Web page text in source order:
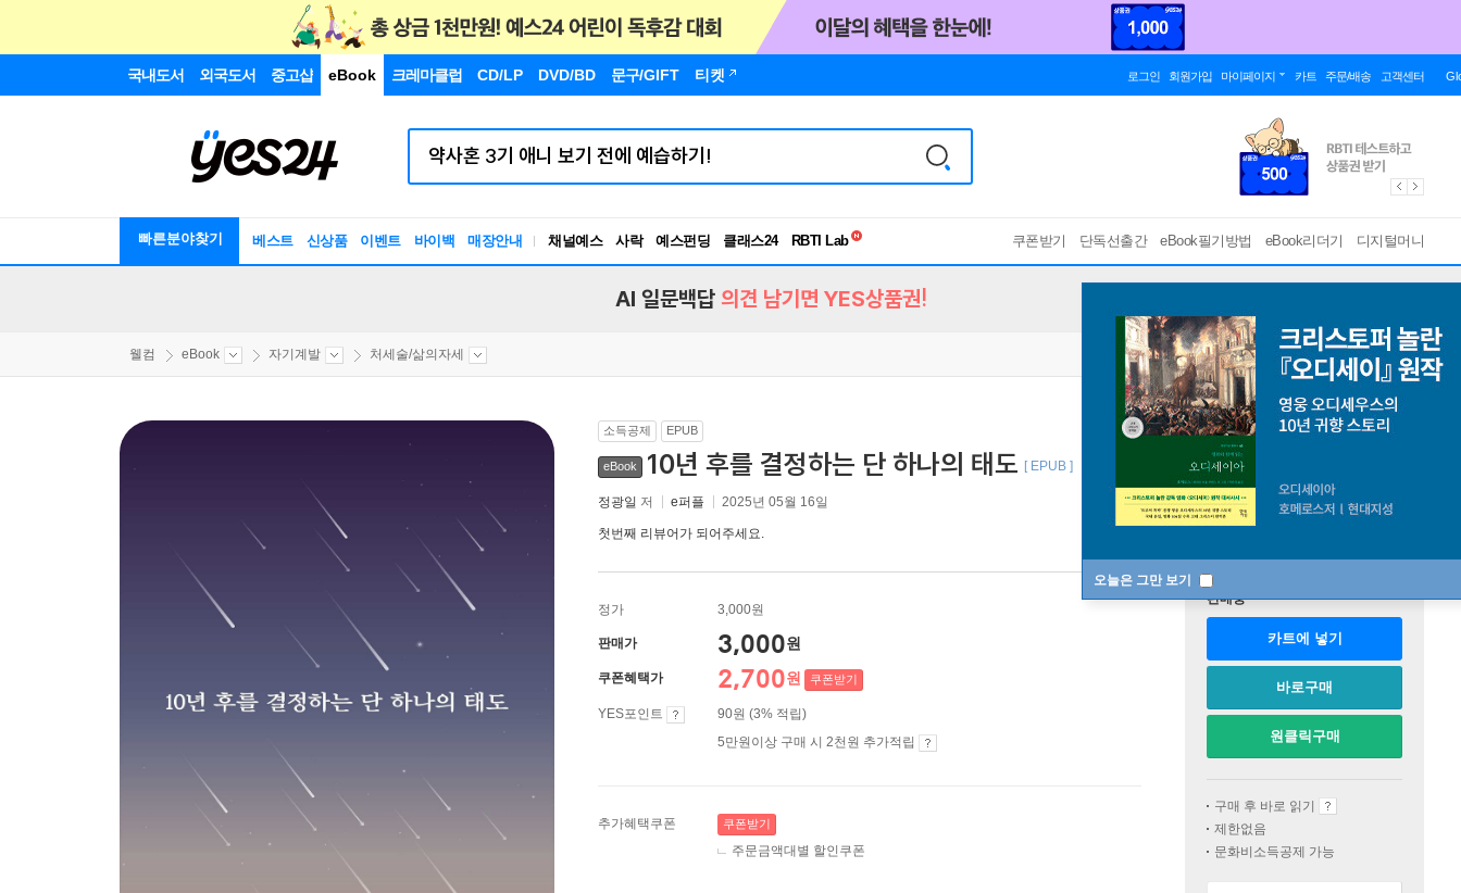
국내도서 외국도서 중고샵 eBook 크레마클럽 CD/LP DVD/BD 문구/GIFT 티켓 로그인 회원가입 마이페이지 카트 주문/배송 고객센터
빠른분야찾기 베스트 신상품 이벤트 바이백 매장안내 채널예스 사락 예스펀딩 클래스24
독서유형검사
쿠폰받기 단독선출간 eBook필기방법 eBook리더기 디지털머니
오늘은 그만 보기
AI 일문백답 의견 남기면 YES상품권!
웰컴 eBook 자기계발 처세술/삶의자세
소득공제 EPUB
eBook 10년 후를 결정하는 단 하나의 태도 [ EPUB ]
정광일 저 e퍼플 2025년 05월 16일
첫번째 리뷰어가 되어주세요.
정가 3,000원
판매가 3,000원
쿠폰혜택가 2,700원 쿠폰받기
YES포인트
90원 (3% 적립)
5만원이상 구매 시 2천원 추가적립
추가혜택쿠폰 쿠폰받기
주문금액대별 할인쿠폰
판매중
카트에 넣기
바로구매
원클릭구매
구매 후 바로 읽기
제한없음
문화비소득공제 가능